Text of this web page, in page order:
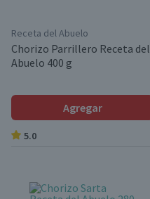
Receta del Abuelo
Chorizo Parrillero Receta del
Abuelo 400 g
Agregar
5.0